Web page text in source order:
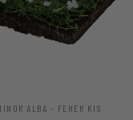
ALBA – FEHÉR KIS